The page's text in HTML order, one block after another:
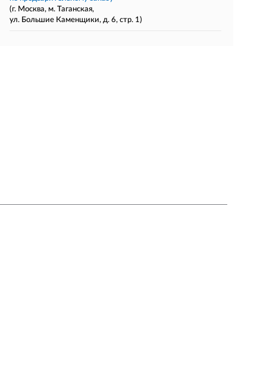
(г. Москва, м. Таганская,
ул. Большие Каменщики, д. 6, стр. 1)